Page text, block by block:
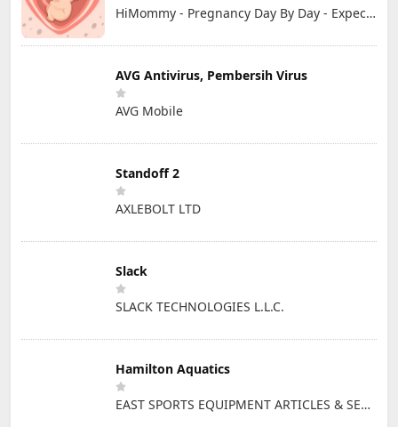
HiMommy - Pregnancy Day By Day - Expecting Baby
AVG Antivirus, Pembersih Virus
AVG Mobile
Standoff 2
AXLEBOLT LTD
Slack
SLACK TECHNOLOGIES L.L.C.
Hamilton Aquatics
EAST SPORTS EQUIPMENT ARTICLES & SERVICES L.L.C